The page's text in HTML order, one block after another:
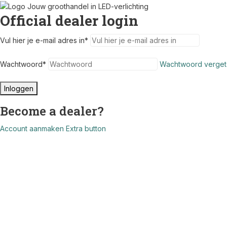
Official dealer login
Vul hier je e-mail adres in*
Wachtwoord* Wachtwoord
Inloggen
Become a dealer?
Account aanmaken Extra button